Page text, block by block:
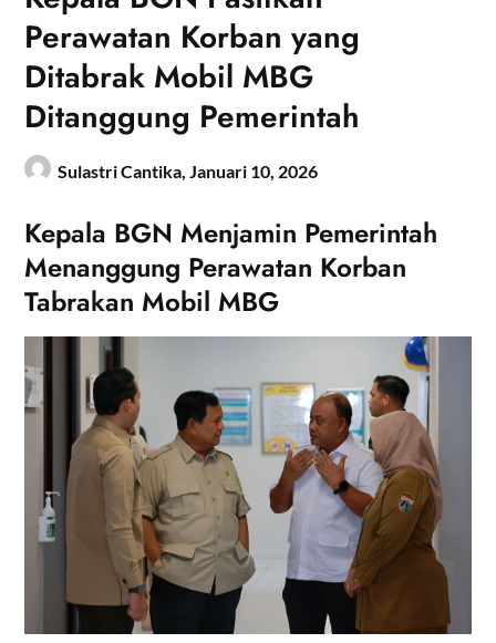
Perawatan Korban yang
Ditabrak Mobil MBG
Ditanggung Pemerintah
Sulastri Cantika, Januari 10, 2026
Kepala BGN Menjamin Pemerintah
Menanggung Perawatan Korban
Tabrakan Mobil MBG